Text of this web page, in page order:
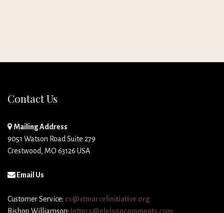
Contact Us
Mailing Address
9051 Watson Road Suite 279
Crestwood, MO 63126 USA
Email Us
Customer Service: cs@stmarcelinitiative.org
Bishop Williamson: letters@eleisoncomments.com